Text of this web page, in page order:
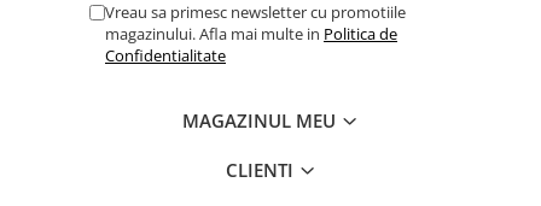
Vreau sa primesc newsletter cu promotiile
magazinului. Afla mai multe in Politica de
Confidentialitate
MAGAZINUL MEU
CLIENTI